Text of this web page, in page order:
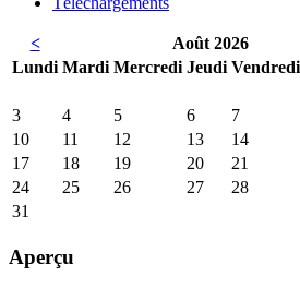
< Août 2026
Lundi Mardi Mercredi Jeudi Vendredi
3
4 5 6 7
10
11 12 13 14
17
18 19 20 21
24
25 26 27 28
31
Aperçu